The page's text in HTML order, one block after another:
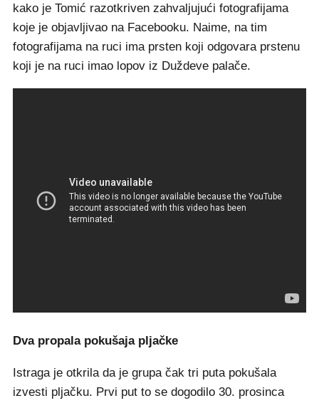
kako je Tomić razotkriven zahvaljujući fotografijama
koje je objavljivao na Facebooku. Naime, na tim
fotografijama na ruci ima prsten koji odgovara prstenu
koji je na ruci imao lopov iz Duždeve palače.
Dva propala pokušaja pljačke
Istraga je otkrila da je grupa čak tri puta pokušala
izvesti pljačku. Prvi put to se dogodilo 30. prosinca